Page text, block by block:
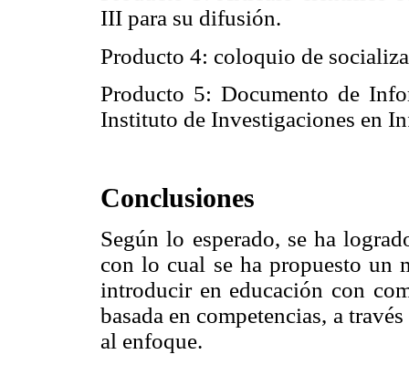
III para su difusión.
Producto 4: coloquio de
Producto 5: Documento de
Instituto de Investigaciones en
Conclusiones
Según lo esperado, se ha
con lo cual se ha propuesto un
introducir en educación con
basada en competencias, a
al enfoque.